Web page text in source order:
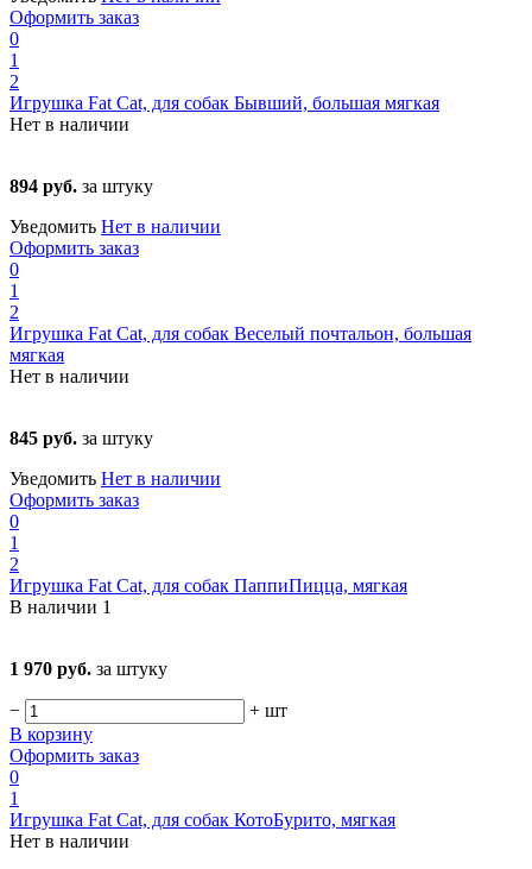
Оформить заказ
0
1
2
Игрушка Fat Cat, для собак Бывший, большая мягкая
Нет в наличии
894 руб. за штуку
Уведомить Нет в наличии
Оформить заказ
0
1
2
Игрушка Fat Cat, для собак Веселый почтальон, большая
мягкая
Нет в наличии
845 руб. за штуку
Уведомить Нет в наличии
Оформить заказ
0
1
2
Игрушка Fat Cat, для собак ПаппиПицца, мягкая
В наличии 1
1 970 руб. за штуку
− + шт
В корзину
Оформить заказ
0
1
Игрушка Fat Cat, для собак КотоБурито, мягкая
Нет в наличии